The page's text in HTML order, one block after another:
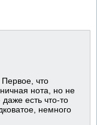
что
нота, но не
есть что-то
немного